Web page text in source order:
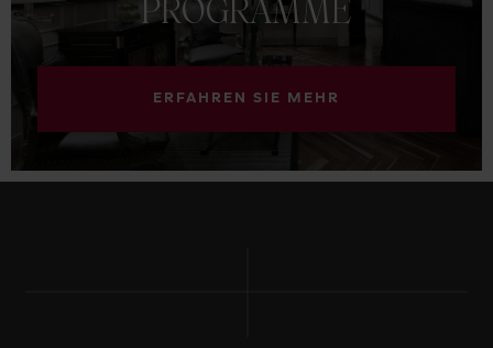
PROGRAMME
ERFAHREN SIE MEHR